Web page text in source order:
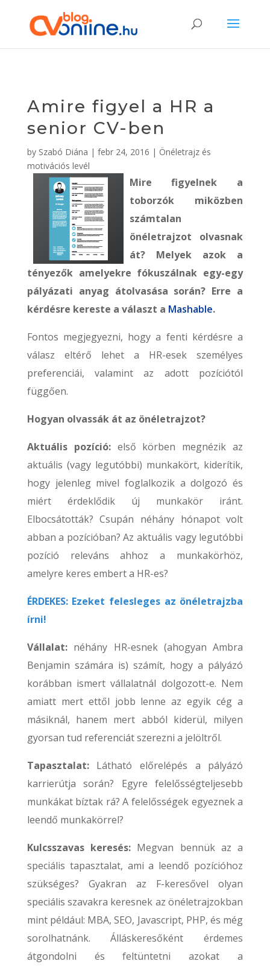
Amire figyel a HR a
senior CV-ben
by Szabó Diána | febr 24, 2016 | Önéletrajz és
motivációs levél
Mire figyelnek a
toborzók miközben
számtalan
önéletrajzot olvasnak
át? Melyek azok a
tényezők amelyekre fókuszálnak egy-egy
pályázati anyag átolvasása során? Erre a
kérdésre kereste a választ a Mashable.
Fontos megjegyezni, hogy a fenti kérdésre a
válasz eltérő lehet a HR-esek személyes
preferenciái, valamint az adott pozíciótól
függően.
Hogyan olvassák át az önéletrajzot?
Aktuális pozíció: első körben megnézik az
aktuális (vagy legutóbbi) munkakört, kiderítik,
hogy jelenleg mivel foglalkozik a dolgozó és
miért érdeklődik új munkakör iránt.
Elbocsátották? Csupán néhány hónapot volt
abban a pozícióban? Az aktuális vagy legutóbbi
pozíció releváns ahhoz a munkakörhöz,
amelyre keres embert a HR-es?
ÉRDEKES: Ezeket felesleges az önéletrajzba
írni!
Vállalat: néhány HR-esnek (ahogyan Ambra
Benjamin számára is) számít, hogy a pályázó
korábban ismert vállalatnál dolgozott-e. Nem
amiatt mert ettől jobb lenne az egyik cég a
másiknál, hanem mert abból kiderül, milyen
gyorsan tud referenciát szerezni a jelöltről.
Tapasztalat:Látható előrelépés a pályázó
karrierútja során? Egyre felelősségteljesebb
munkákat bíztak rá? A felelősségek egyeznek a
leendő munkakörrel?
Kulcsszavas keresés: Megvan bennük az a
speciális tapasztalat, ami a leendő pozícióhoz
szükséges? Gyakran az F-keresővel olyan
speciális szavakra keresnek az önéletrajzokban
mint például: MBA, SEO, Javascript, PHP, és még
sorolhatnánk. Álláskeresőként érdemes
átgondolni és feltüntetni azokat a